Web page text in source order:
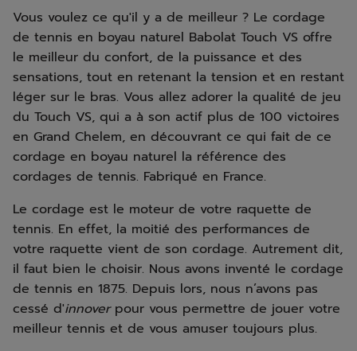
Vous voulez ce qu'il y a de meilleur ? Le cordage
de tennis en boyau naturel Babolat Touch VS offre
le meilleur du confort, de la puissance et des
sensations, tout en retenant la tension et en restant
léger sur le bras. Vous allez adorer la qualité de jeu
du Touch VS, qui a à son actif plus de 100 victoires
en Grand Chelem, en découvrant ce qui fait de ce
cordage en boyau naturel la référence des
cordages de tennis. Fabriqué en France.
Le cordage est le moteur de votre raquette de
tennis. En effet, la moitié des performances de
votre raquette vient de son cordage. Autrement dit,
il faut bien le choisir. Nous avons inventé le cordage
de tennis en 1875. Depuis lors, nous n’avons pas
cessé d'innoverpour vous permettre de jouer votre
meilleur tennis et de vous amuser toujours plus.